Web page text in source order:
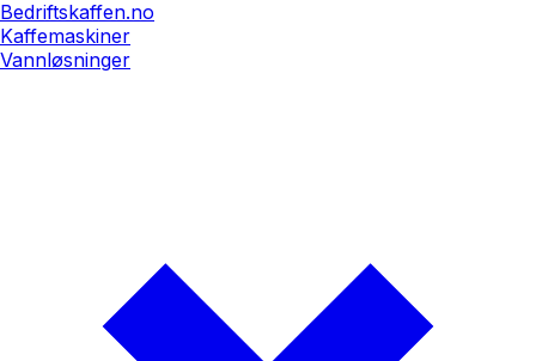
Bedriftskaffen.no
Kaffemaskiner
Vannløsninger